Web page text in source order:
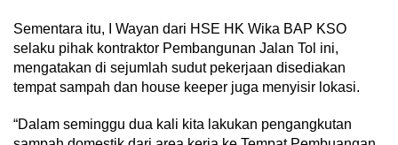
Sementara itu, I Wayan dari HSE HK Wika BAP KSO
selaku pihak kontraktor Pembangunan Jalan Tol ini,
mengatakan di sejumlah sudut pekerjaan disediakan
tempat sampah dan house keeper juga menyisir lokasi.
“Dalam seminggu dua kali kita lakukan pengangkutan